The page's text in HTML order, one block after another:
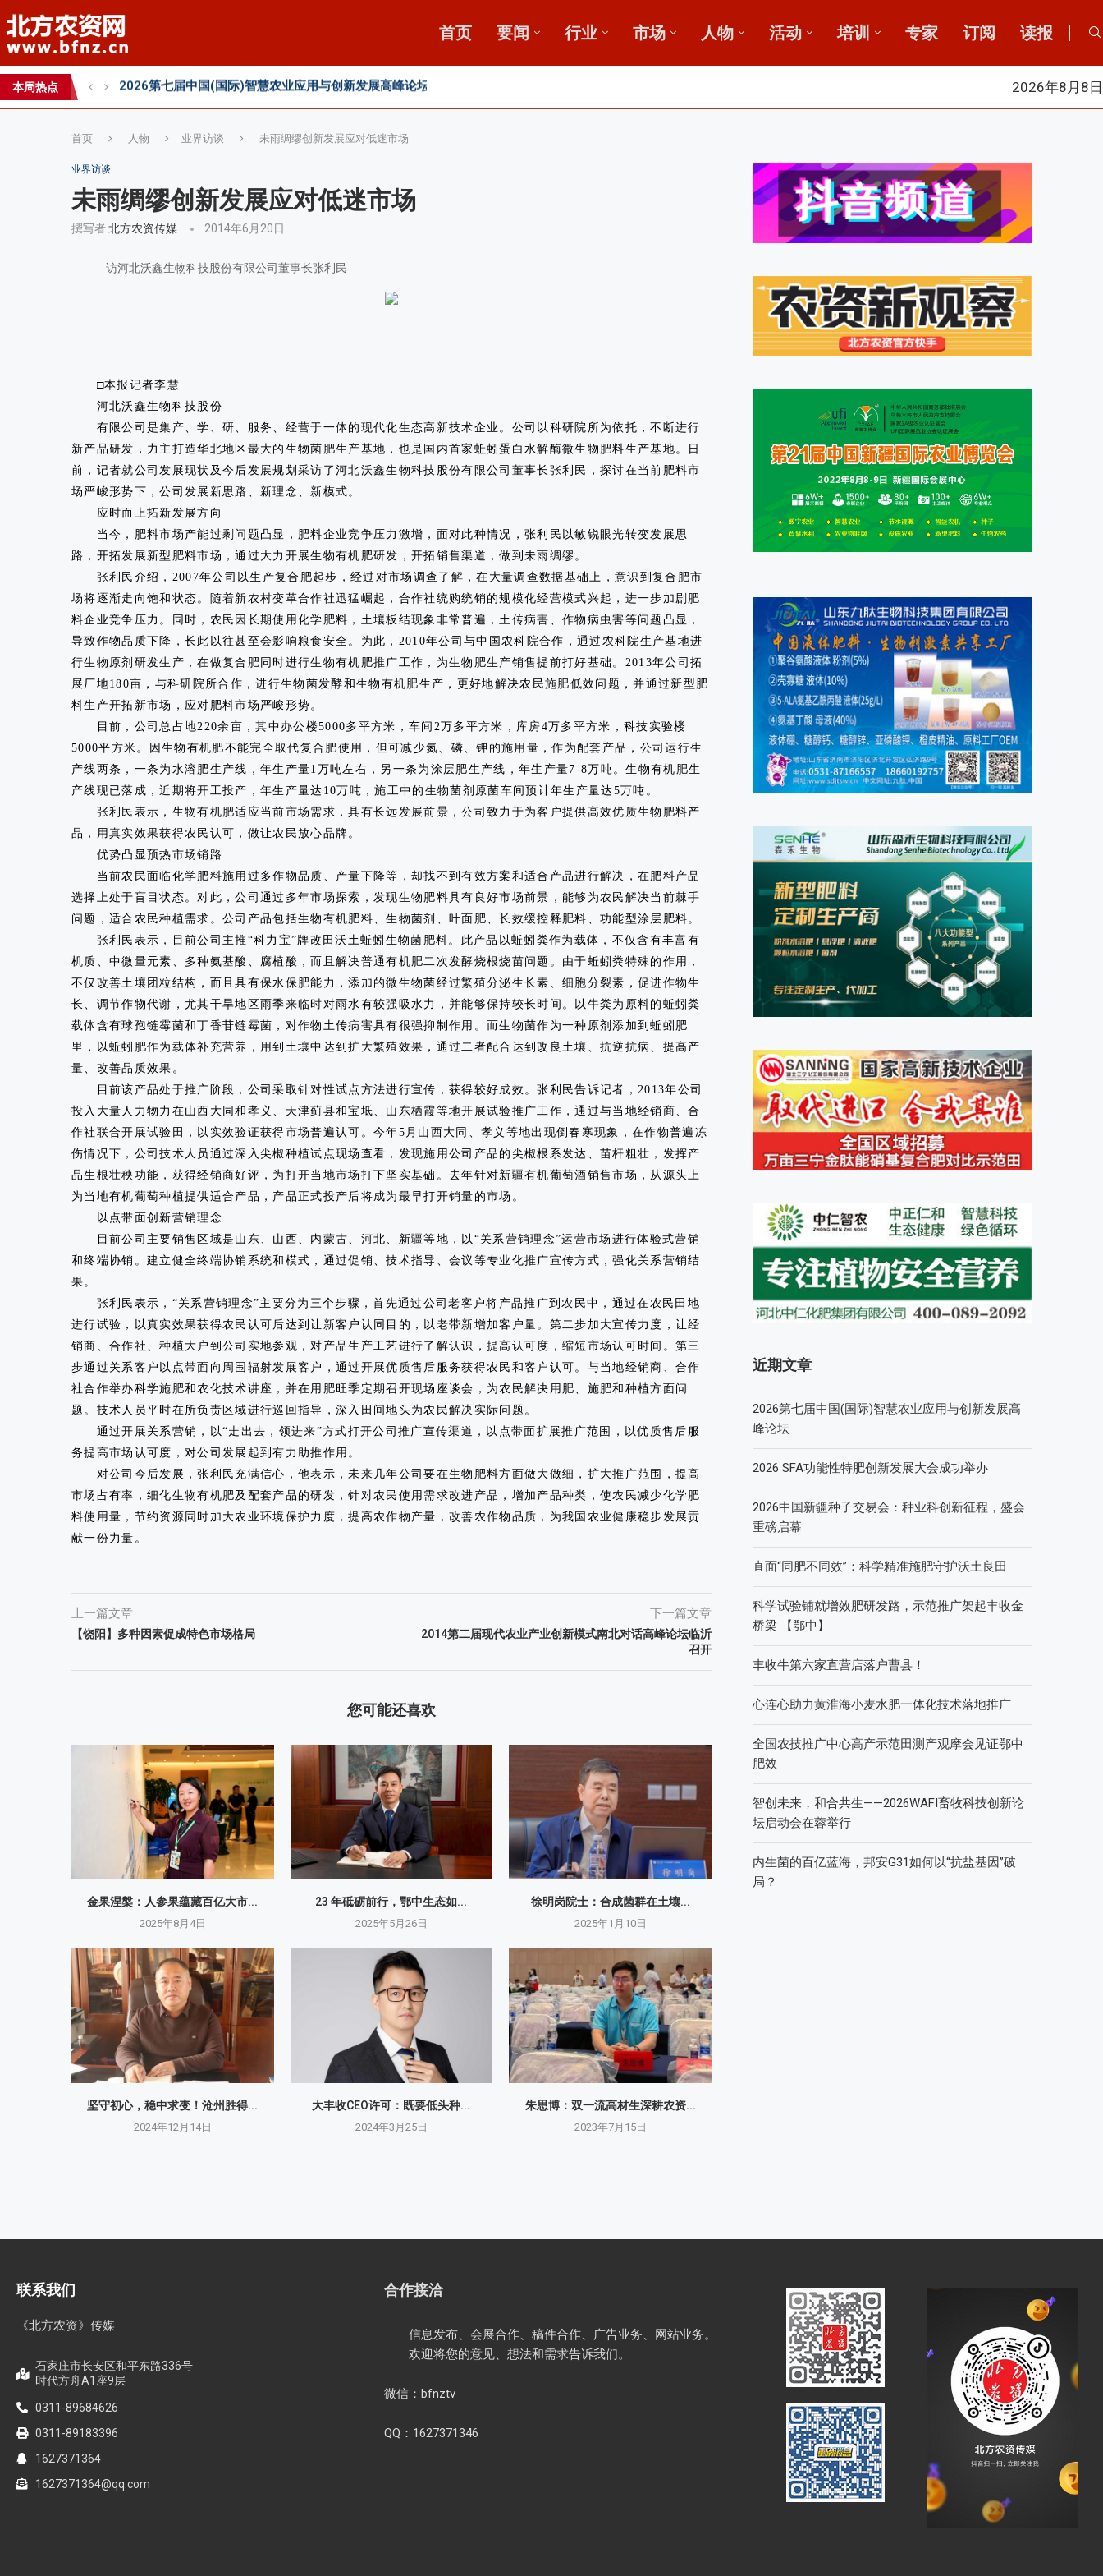
首页 要闻 行业 市场 人物 活动 培训 专家 订阅 读报
本周热点
2026中国新疆种子交易会：种业科创新征程，盛会重磅启幕
直面“同肥不同效”：科学精准施肥守护沃土良田
2026年8月8日
首页 人物 业界访谈 未雨绸缪创新发展应对低迷市场
业界访谈
未雨绸缪创新发展应对低迷市场
撰写者北方农资传媒 2014年6月20日
——访河北沃鑫生物科技股份有限公司董事长张利民
□本报记者李慧
河北沃鑫生物科技股份
有限公司是集产、学、研、服务、经营于一体的现代化生态高新技术企业。公司以科研院所为依托，不断进行
新产品研发，力主打造华北地区最大的生物菌肥生产基地，也是国内首家蚯蚓蛋白水解酶微生物肥料生产基地。日
前，记者就公司发展现状及今后发展规划采访了河北沃鑫生物科技股份有限公司董事长张利民，探讨在当前肥料市
场严峻形势下，公司发展新思路、新理念、新模式。
应时而上拓新发展方向
当今，肥料市场产能过剩问题凸显，肥料企业竞争压力激增，面对此种情况，张利民以敏锐眼光转变发展思
路，开拓发展新型肥料市场，通过大力开展生物有机肥研发，开拓销售渠道，做到未雨绸缪。
张利民介绍，2007年公司以生产复合肥起步，经过对市场调查了解，在大量调查数据基础上，意识到复合肥市
场将逐渐走向饱和状态。随着新农村变革合作社迅猛崛起，合作社统购统销的规模化经营模式兴起，进一步加剧肥
料企业竞争压力。同时，农民因长期使用化学肥料，土壤板结现象非常普遍，土传病害、作物病虫害等问题凸显，
导致作物品质下降，长此以往甚至会影响粮食安全。为此，2010年公司与中国农科院合作，通过农科院生产基地进
行生物原剂研发生产，在做复合肥同时进行生物有机肥推广工作，为生物肥生产销售提前打好基础。2013年公司拓
展厂地180亩，与科研院所合作，进行生物菌发酵和生物有机肥生产，更好地解决农民施肥低效问题，并通过新型肥
料生产开拓新市场，应对肥料市场严峻形势。
目前，公司总占地220余亩，其中办公楼5000多平方米，车间2万多平方米，库房4万多平方米，科技实验楼
5000平方米。因生物有机肥不能完全取代复合肥使用，但可减少氮、磷、钾的施用量，作为配套产品，公司运行生
产线两条，一条为水溶肥生产线，年生产量1万吨左右，另一条为涂层肥生产线，年生产量7-8万吨。生物有机肥生
产线现已落成，近期将开工投产，年生产量达10万吨，施工中的生物菌剂原菌车间预计年生产量达5万吨。
张利民表示，生物有机肥适应当前市场需求，具有长远发展前景，公司致力于为客户提供高效优质生物肥料产
品，用真实效果获得农民认可，做让农民放心品牌。
优势凸显预热市场销路
当前农民面临化学肥料施用过多作物品质、产量下降等，却找不到有效方案和适合产品进行解决，在肥料产品
选择上处于盲目状态。对此，公司通过多年市场探索，发现生物肥料具有良好市场前景，能够为农民解决当前棘手
问题，适合农民种植需求。公司产品包括生物有机肥料、生物菌剂、叶面肥、长效缓控释肥料、功能型涂层肥料。
张利民表示，目前公司主推“科力宝”牌改田沃土蚯蚓生物菌肥料。此产品以蚯蚓粪作为载体，不仅含有丰富有
机质、中微量元素、多种氨基酸、腐植酸，而且解决普通有机肥二次发酵烧根烧苗问题。由于蚯蚓粪特殊的作用，
不仅改善土壤团粒结构，而且具有保水保肥能力，添加的微生物菌经过繁殖分泌生长素、细胞分裂素，促进作物生
长、调节作物代谢，尤其干旱地区雨季来临时对雨水有较强吸水力，并能够保持较长时间。以牛粪为原料的蚯蚓粪
载体含有球孢链霉菌和丁香苷链霉菌，对作物土传病害具有很强抑制作用。而生物菌作为一种原剂添加到蚯蚓肥
里，以蚯蚓肥作为载体补充营养，用到土壤中达到扩大繁殖效果，通过二者配合达到改良土壤、抗逆抗病、提高产
量、改善品质效果。
目前该产品处于推广阶段，公司采取针对性试点方法进行宣传，获得较好成效。张利民告诉记者，2013年公司
投入大量人力物力在山西大同和孝义、天津蓟县和宝坻、山东栖霞等地开展试验推广工作，通过与当地经销商、合
作社联合开展试验田，以实效验证获得市场普遍认可。今年5月山西大同、孝义等地出现倒春寒现象，在作物普遍冻
伤情况下，公司技术人员通过深入尖椒种植试点现场查看，发现施用公司产品的尖椒根系发达、苗杆粗壮，发挥产
品生根壮秧功能，获得经销商好评，为打开当地市场打下坚实基础。去年针对新疆有机葡萄酒销售市场，从源头上
为当地有机葡萄种植提供适合产品，产品正式投产后将成为最早打开销量的市场。
以点带面创新营销理念
目前公司主要销售区域是山东、山西、内蒙古、河北、新疆等地，以“关系营销理念”运营市场进行体验式营销
和终端协销。建立健全终端协销系统和模式，通过促销、技术指导、会议等专业化推广宣传方式，强化关系营销结
果。
张利民表示，“关系营销理念”主要分为三个步骤，首先通过公司老客户将产品推广到农民中，通过在农民田地
进行试验，以真实效果获得农民认可后达到让新客户认同目的，以老带新增加客户量。第二步加大宣传力度，让经
销商、合作社、种植大户到公司实地参观，对产品生产工艺进行了解认识，提高认可度，缩短市场认可时间。第三
步通过关系客户以点带面向周围辐射发展客户，通过开展优质售后服务获得农民和客户认可。与当地经销商、合作
社合作举办科学施肥和农化技术讲座，并在用肥旺季定期召开现场座谈会，为农民解决用肥、施肥和种植方面问
题。技术人员平时在所负责区域进行巡回指导，深入田间地头为农民解决实际问题。
通过开展关系营销，以“走出去，领进来”方式打开公司推广宣传渠道，以点带面扩展推广范围，以优质售后服
务提高市场认可度，对公司发展起到有力助推作用。
对公司今后发展，张利民充满信心，他表示，未来几年公司要在生物肥料方面做大做细，扩大推广范围，提高
市场占有率，细化生物有机肥及配套产品的研发，针对农民使用需求改进产品，增加产品种类，使农民减少化学肥
料使用量，节约资源同时加大农业环境保护力度，提高农作物产量，改善农作物品质，为我国农业健康稳步发展贡
献一份力量。
上一篇文章
【饶阳】多种因素促成特色市场格局
下一篇文章
2014第二届现代农业产业创新模式南北对话高峰论坛临沂
召开
您可能还喜欢
金果涅槃：人参果蕴藏百亿大市...
2025年8月4日
23 年砥砺前行，鄂中生态如...
2025年5月26日
徐明岗院士：​合成菌群在土壤...
2025年1月10日
坚守初心，稳中求变！沧州胜得...
2024年12月14日
大丰收CEO许可：既要低头种...
2024年3月25日
朱思博：双一流高材生深耕农资...
2023年7月15日
近期文章
2026第七届中国(国际)智慧农业应用与创新发展高
峰论坛
2026 SFA功能性特肥创新发展大会成功举办
2026中国新疆种子交易会：种业科创新征程，盛会
重磅启幕
直面“同肥不同效”：科学精准施肥守护沃土良田
科学试验铺就增效肥研发路，示范推广架起丰收金
桥梁 【鄂中】
丰收牛第六家直营店落户曹县！
心连心助力黄淮海小麦水肥一体化技术落地推广
全国农技推广中心高产示范田测产观摩会见证鄂中
肥效
智创未来，和合共生——2026WAFI畜牧科技创新论
坛启动会在蓉举行
内生菌的百亿蓝海，邦安G31如何以“抗盐基因”破
局？
联系我们
《北方农资》传媒
石家庄市长安区和平东路336号
时代方舟A1座9层
0311-89684626
0311-89183396
1627371364
1627371364@qq.com
合作接洽
信息发布、会展合作、稿件合作、广告业务、网站业务。
欢迎将您的意见、想法和需求告诉我们。
微信：bfnztv
QQ：1627371346